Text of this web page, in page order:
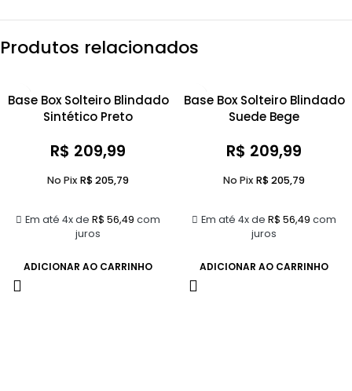
Produtos relacionados
Base Box Solteiro Blindado
Sintético Preto
R$ 209,99
Em até 4x de R$ 56,49 com
juros
No Pix R$205,79
ADICIONAR AO CARRINHO
Base Box Solteiro Blindado
Suede Bege
R$ 209,99
Em até 4x de R$ 56,49 com
juros
No Pix R$205,79
ADICIONAR AO CARRINHO